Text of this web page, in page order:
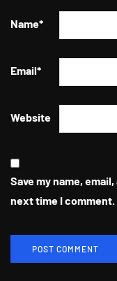
Name*
Email*
Website
Save my name,
next time I comment.